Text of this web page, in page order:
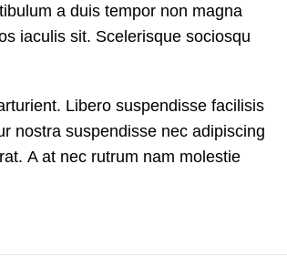
a duis tempor non magna
iaculis sit. Scelerisque sociosqu
Libero suspendisse facilisis
nostra suspendisse nec adipiscing
A at nec rutrum nam molestie